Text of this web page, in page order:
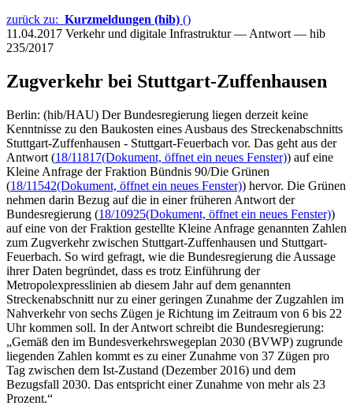
zurück zu: Kurzmeldungen (hib) ()
11.04.2017 Verkehr und digitale Infrastruktur — Antwort — hib
235/2017
Zugverkehr bei Stuttgart-Zuffenhausen
Berlin: (hib/HAU) Der Bundesregierung liegen derzeit keine
Kenntnisse zu den Baukosten eines Ausbaus des Streckenabschnitts
Stuttgart-Zuffenhausen - Stuttgart-Feuerbach vor. Das geht aus der
Antwort (18/11817(Dokument, öffnet ein neues Fenster)) auf eine
Kleine Anfrage der Fraktion Bündnis 90/Die Grünen
(18/11542(Dokument, öffnet ein neues Fenster)) hervor. Die Grünen
nehmen darin Bezug auf die in einer früheren Antwort der
Bundesregierung (18/10925(Dokument, öffnet ein neues Fenster))
auf eine von der Fraktion gestellte Kleine Anfrage genannten Zahlen
zum Zugverkehr zwischen Stuttgart-Zuffenhausen und Stuttgart-
Feuerbach. So wird gefragt, wie die Bundesregierung die Aussage
ihrer Daten begründet, dass es trotz Einführung der
Metropolexpresslinien ab diesem Jahr auf dem genannten
Streckenabschnitt nur zu einer geringen Zunahme der Zugzahlen im
Nahverkehr von sechs Zügen je Richtung im Zeitraum von 6 bis 22
Uhr kommen soll. In der Antwort schreibt die Bundesregierung:
„Gemäß den im Bundesverkehrswegeplan 2030 (BVWP) zugrunde
liegenden Zahlen kommt es zu einer Zunahme von 37 Zügen pro
Tag zwischen dem Ist-Zustand (Dezember 2016) und dem
Bezugsfall 2030. Das entspricht einer Zunahme von mehr als 23
Prozent.“